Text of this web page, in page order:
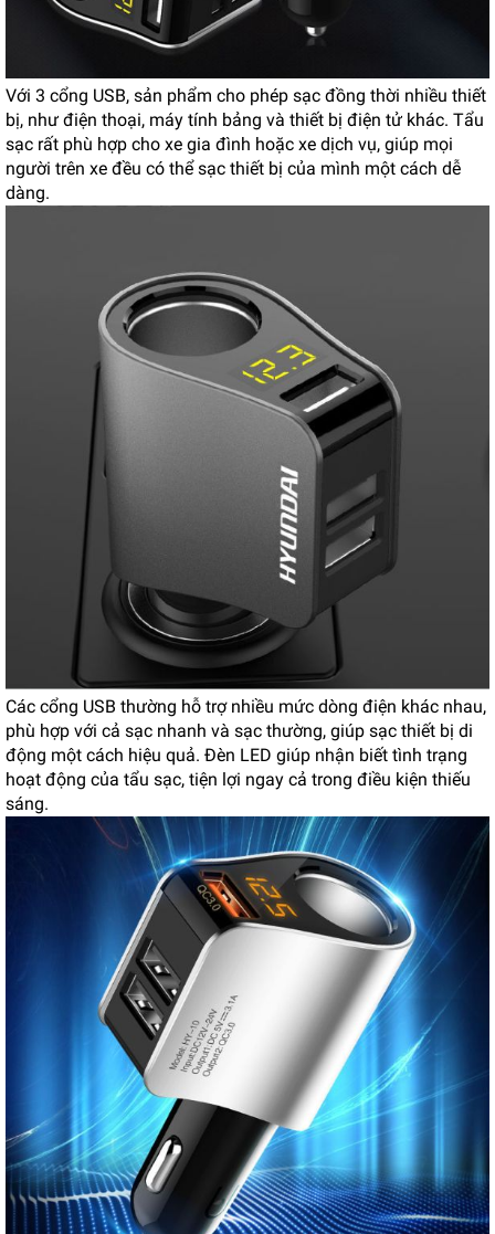
Với 3 cổng USB, sản phẩm cho phép sạc đồng thời nhiều thiết
bị, như điện thoại, máy tính bảng và thiết bị điện tử khác. Tẩu
sạc rất phù hợp cho xe gia đình hoặc xe dịch vụ, giúp mọi
người trên xe đều có thể sạc thiết bị của mình một cách dễ
dàng.
Các cổng USB thường hỗ trợ nhiều mức dòng điện khác nhau,
phù hợp với cả sạc nhanh và sạc thường, giúp sạc thiết bị di
động một cách hiệu quả. Đèn LED giúp nhận biết tình trạng
hoạt động của tẩu sạc, tiện lợi ngay cả trong điều kiện thiếu
sáng.